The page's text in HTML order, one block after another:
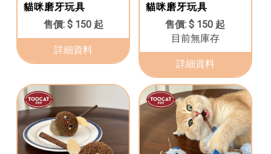
貓咪磨牙玩具
$ 150 起
詳細資料
貓咪磨牙玩具
$ 150 起
目前無庫存
詳細資料